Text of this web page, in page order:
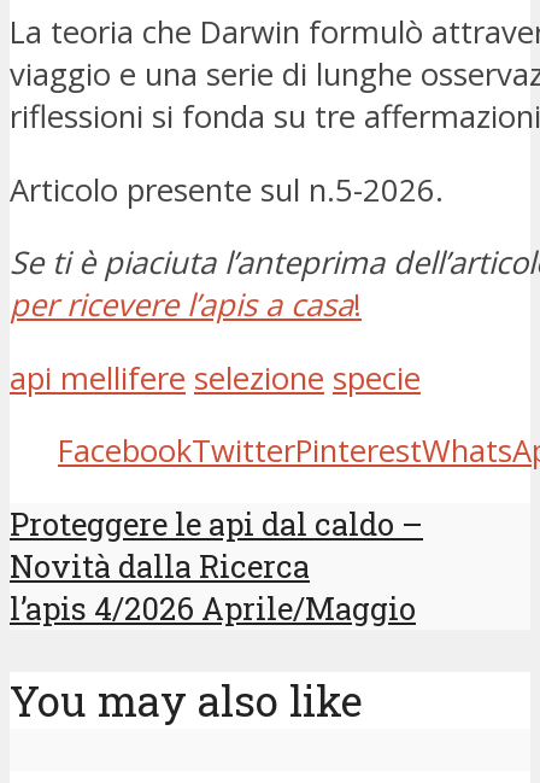
La teoria che Darwin formulò
viaggio e una serie di lunghe
riflessioni si fonda su tre
Articolo presente sul n.5-2026.
Se ti è piaciuta l’anteprima
per ricevere l’apis a casa!
api mellifere selezione specie
FacebookTwitterPinterest
Proteggere le api dal caldo –
Novità dalla Ricerca
l’apis 4/2026 Aprile/Maggio
You may also like